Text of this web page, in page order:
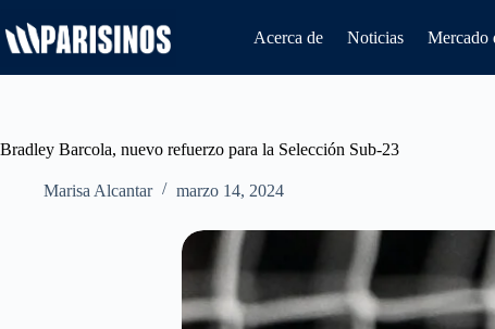
al
contenido
Acerca de Noticias Mercado
Bradley Barcola, nuevo refuerzo para la Selección Sub-23
Marisa Alcantar marzo 14, 2024